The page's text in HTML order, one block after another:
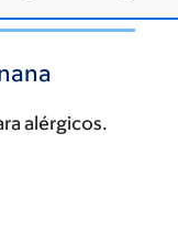
alérgicos.